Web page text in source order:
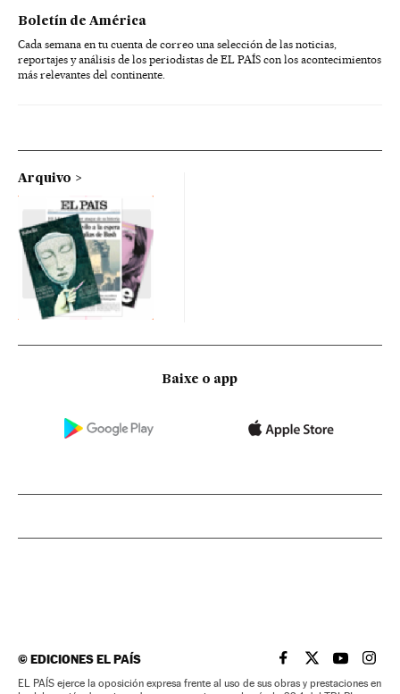
Boletín de América
Cada semana en tu cuenta de correo una selección de las noticias,
reportajes y análisis de los periodistas de EL PAÍS con los acontecimientos
más relevantes del continente.
Arquivo
Baixe o app
©EDICIONES EL PAÍS EL PAÍS BRASIL EN
EL PAÍSEL PAÍS
EL
EL PAÍS ejerce la oposición expresa frente al uso de sus obras y prestaciones en